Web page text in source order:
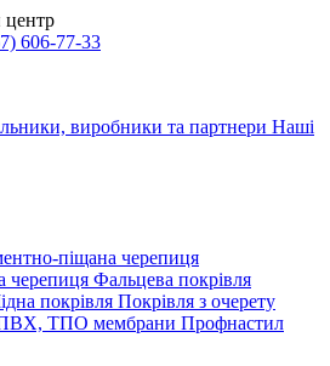
центр
606-77-33
виробники та партнери Наші
піщана черепиця
черепиця Фальцева покрівля
покрівля Покрівля з очерету
ТПО мембрани Профнастил